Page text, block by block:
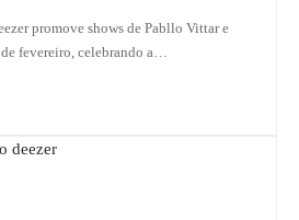
promove shows de Pabllo Vittar e
fevereiro, celebrando a…